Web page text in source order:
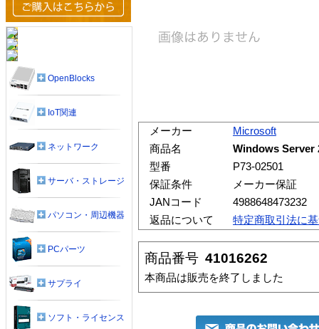
メーカー
Microsoft
商品名
Windows Server
型番
P73-02501
保証条件
メーカー保証
JANコード
4988648473232
返品について
特定商取引法に
商品番号 41016262
本商品は販売を終了しました
OpenBlocks
IoT関連
ネットワーク
サーバ・ストレージ
パソコン・周辺機器
PCパーツ
サプライ
ソフト・ライセンス